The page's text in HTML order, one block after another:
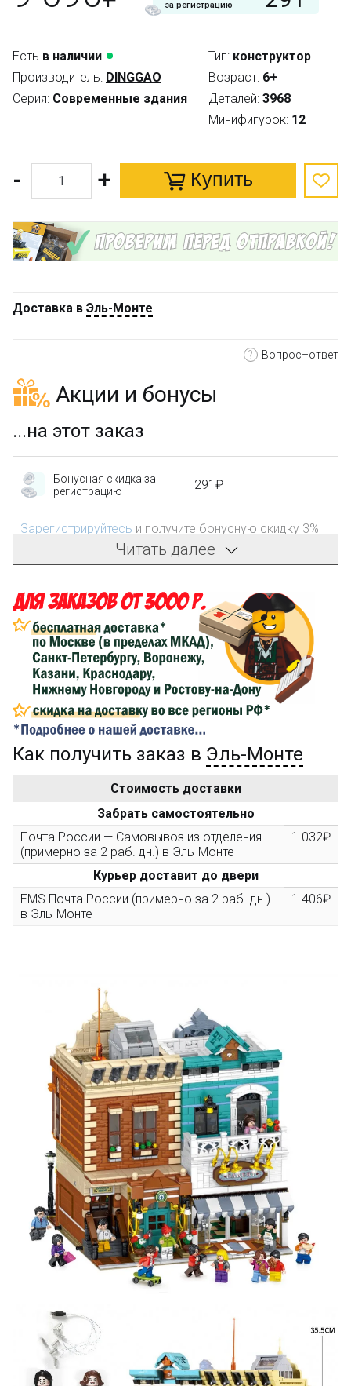
за регистрацию
Есть в наличии
Производитель: DINGGAO
Серия: Современные здания
Тип: конструктор
Возраст: 6+
Деталей: 3968
Минифигурок: 12
- + Купить
Доставка в Эль-Монте
? Вопрос–ответ
Акции и бонусы
...на этот заказ
Бонусная скидка за
регистрацию
291₽
Зарегистрируйтесь и получите бонусную скидку 3%
на первый заказ!
затрат на доставку
Оплатите заказ на карту Сбербанка, и мы
компенсируем 300₽ на доставку
...на следующий заказ
Золотая скидка
персональная
После того, как сумма Ваших заказов превысит
повторные заказы - 10%
Скидка за обзор
(фото сборки) до 10%
Разместите фото поэтапной сборки купленного
Скидка за отзыв
на нашем сайте до 100₽
Оставьте отзыв (не менее 50 символов) о товаре на
нашем сайте и получите купон на скидку 50₽ за
текстовый отзыв или 100₽ за отзыв с фото.
Скидка за отзыв
на Яндекс.Маркете 150₽
Оставьте отзыв (не менее 50 символов) о товаре
через системуЯндекс.Маркетс обязательным
указанием номера и даты заказа в нашем магазине
и получите купон на скидку 150₽
Участвуйте в конкурсах и розыгрышах в нашей
и выигрывайте отличные призы!
Подробные условия всех акций и бонусов...
Читать далее
Как получить заказ в Эль-Монте
Стоимость доставки
Забрать самостоятельно
Почта России — Самовывоз из отделения
(примерно за 2 раб. дн.) в Эль-Монте
1 032₽
Курьер доставит до двери
EMS Почта России (примерно за 2 раб. дн.)
в Эль-Монте
1 406₽